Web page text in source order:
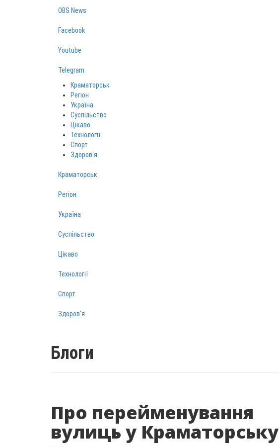
OBS News
Facebook
Youtube
Telegram
Краматорськ
Регіон
Україна
Суспільство
Цікаво
Технології
Спорт
Здоров‘я
Краматорськ
Регіон
Україна
Суспільство
Цікаво
Технології
Спорт
Здоров‘я
Блоги
Про перейменування
вулиць у Краматорську